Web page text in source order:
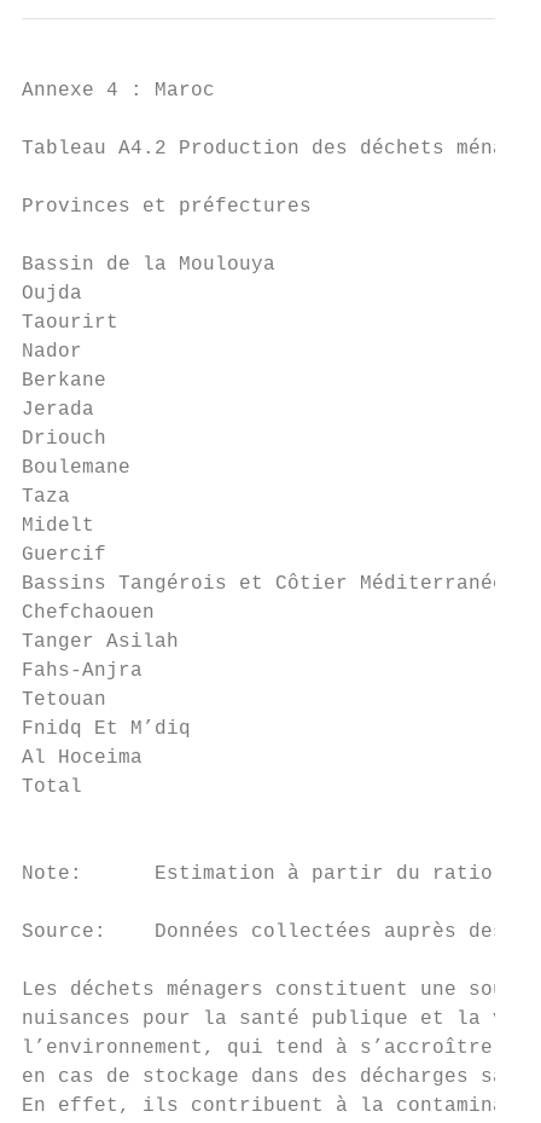
Annexe 4 : Maroc
Tableau A4.2 Production des déchets
Provinces et préfectures
Bassin de la Moulouya
Oujda
Taourirt
Nador
Berkane
Jerada
Driouch
Boulemane
Taza
Midelt
Guercif
Bassins Tangérois et Côtier Méditerranéen
Chefchaouen
Tanger Asilah
Fahs-Anjra
Tetouan
Fnidq Et M’diq
Al Hoceima
Total
Note:      Estimation à partir du ratio
Source:    Données collectées auprès des
Les déchets ménagers constituent une
nuisances pour la santé publique et la
l’environnement, qui tend à s’accroître
en cas de stockage dans des décharges
En effet, ils contribuent à la